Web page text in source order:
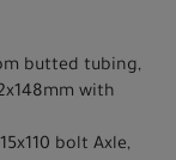
butted tubing,
with
bolt Axle,